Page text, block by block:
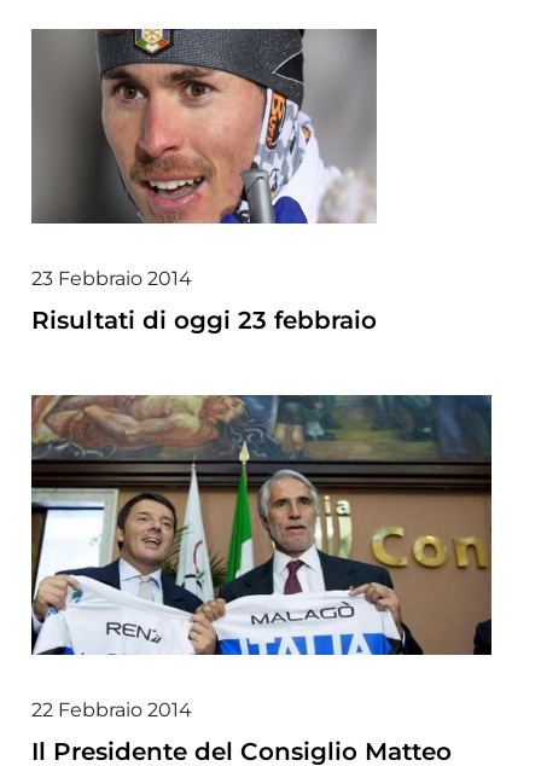
23 Febbraio 2014
Risultati di oggi 23 febbraio
22 Febbraio 2014
Il Presidente del Consiglio Matteo